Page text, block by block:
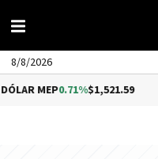
8/8/2026
$1,521.59